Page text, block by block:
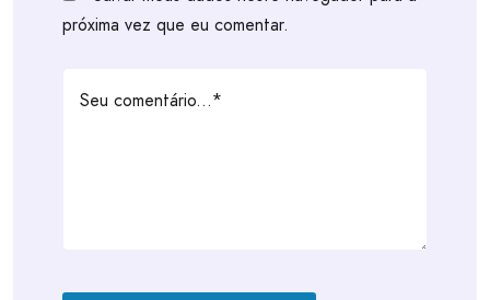
próxima vez que eu comentar.